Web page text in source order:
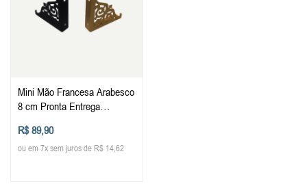
Mini Mão Francesa Arabesco
8 cm Pronta Entrega
Reforçada Metal Cantoneira
Decorada
R$ 89,90
ou em 7x sem juros de R$ 14,62